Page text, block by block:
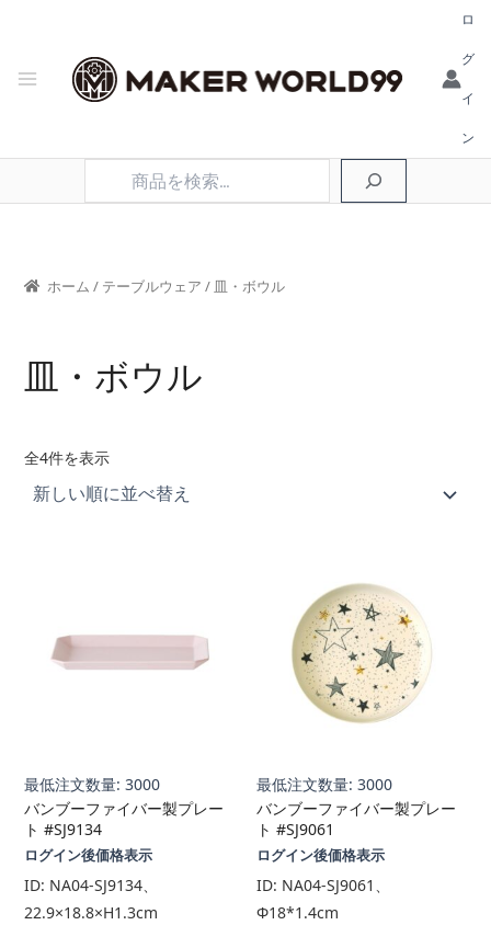
ロ
グ
イ
ン
ホーム / テーブルウェア / 皿・ボウル
皿・ボウル
全4件を表示新
い
順
最低注文数量: 3000
バンブーファイバー製プレー
ト #SJ9134
ログイン後価格表示
ID: NA04-SJ9134、
22.9×18.8×H1.3cm
最低注文数量: 3000
バンブーファイバー製プレー
ト #SJ9061
ログイン後価格表示
ID: NA04-SJ9061、
Φ18*1.4cm